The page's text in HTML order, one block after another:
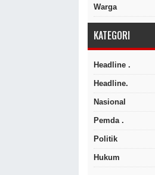
Warga
KATEGORI
Headline .
Headline.
Nasional
Pemda .
Politik
Hukum